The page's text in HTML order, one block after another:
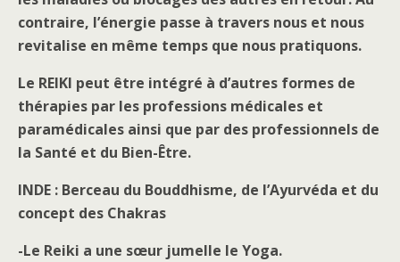
contraire, l’énergie passe à travers nous et nous
revitalise en même temps que nous pratiquons.
Le REIKI peut être intégré à d’autres formes de
thérapies par les professions médicales et
paramédicales ainsi que par des professionnels de
la Santé et du Bien-Être.
INDE : Berceau du Bouddhisme, de l’Ayurvéda et du
concept des Chakras
-Le Reiki a une sœur jumelle le Yoga.